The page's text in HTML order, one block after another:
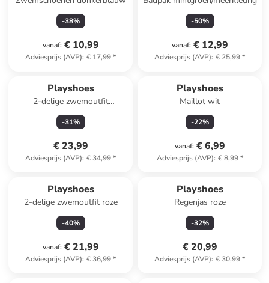
-38%
vanaf: € 10,99
Adviesprijs (AVP): € 17,99*
-50%
vanaf: € 12,99
Adviesprijs (AVP): € 25,99*
Playshoes
2-delige zwemoutfit
groen/lichtroze
-31%
€ 23,99
Adviesprijs (AVP): € 34,99*
Playshoes
Maillot wit
-22%
vanaf: € 6,99
Adviesprijs (AVP): € 8,99*
Playshoes
2-delige zwemoutfit roze
-40%
vanaf: € 21,99
Adviesprijs (AVP): € 36,99*
Playshoes
Regenjas roze
-32%
€ 20,99
Adviesprijs (AVP): € 30,99*